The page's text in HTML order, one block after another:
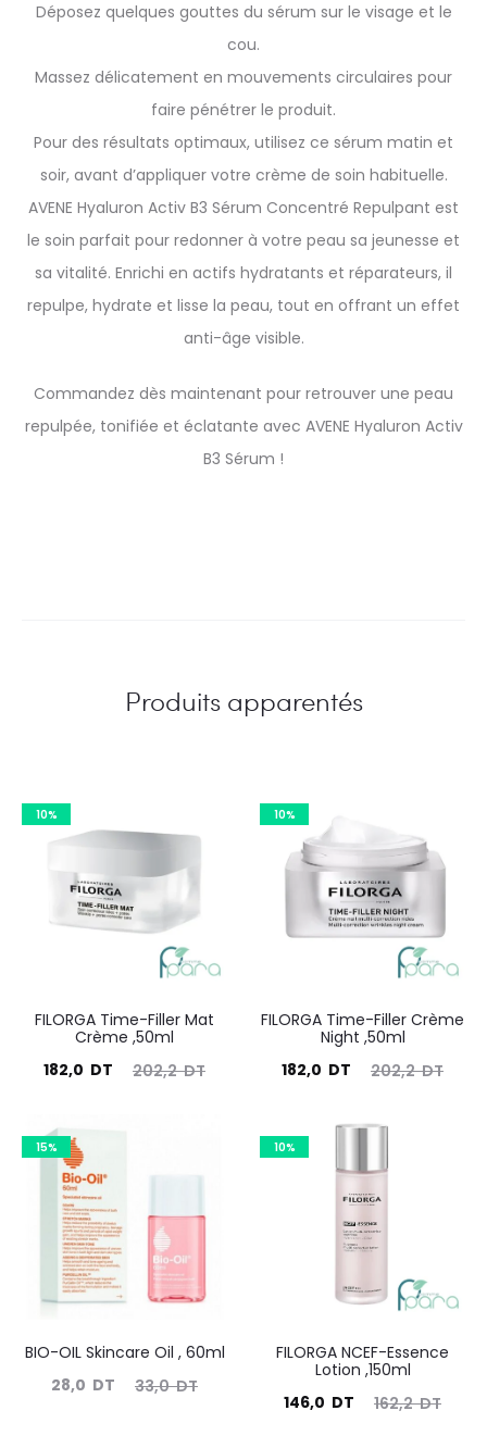
Déposez quelques gouttes du sérum sur le visage et le
cou.
Massez délicatement en mouvements circulaires pour
faire pénétrer le produit.
Pour des résultats optimaux, utilisez ce sérum matin et
soir, avant d’appliquer votre crème de soin habituelle.
AVENE Hyaluron Activ B3 Sérum Concentré Repulpant est
le soin parfait pour redonner à votre peau sa jeunesse et
sa vitalité. Enrichi en actifs hydratants et réparateurs, il
repulpe, hydrate et lisse la peau, tout en offrant un effet
anti-âge visible.
Commandez dès maintenant pour retrouver une peau
repulpée, tonifiée et éclatante avec AVENE Hyaluron Activ
B3 Sérum !
Produits apparentés
10%
FILORGA Time-Filler Mat
Crème ,50ml
202,2DT
Le
initial
était :
202,2
DT.
182,0 DT
Le
10%
FILORGA Time-Filler Crème
Night ,50ml
202,2DT
Le
initial
était :
202,2
DT.
182,0 DT
Le
actuel
15%
BIO-OIL Skincare Oil , 60ml
33,0DT
Le
28,0 DT
10%
FILORGA NCEF-Essence
Lotion ,150ml
162,2DT
Le
146,0 DT
Le